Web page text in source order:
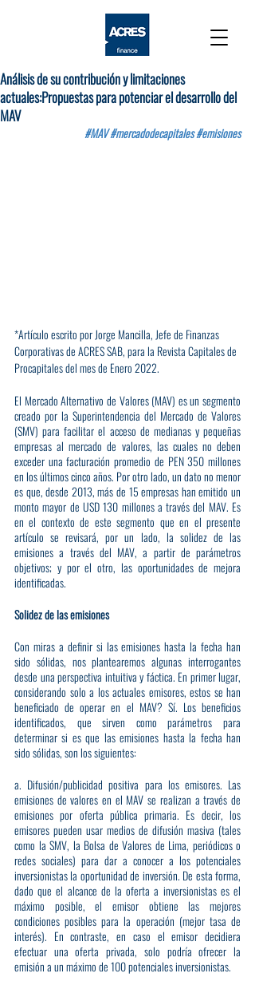
Análisis de su contribución y limitaciones
actuales:Propuestas para potenciar el desarrollo del
MAV
#MAV#mercadodecapitales#emisiones
*Artículo escrito por Jorge Mancilla, Jefe de Finanzas
Corporativas de ACRES SAB, para la Revista Capitales de
Procapitales del mes de Enero 2022.
El Mercado Alternativo de Valores (MAV) es un segmento
creado por la Superintendencia del Mercado de Valores
(SMV) para facilitar el acceso de medianas y pequeñas
empresas al mercado de valores, las cuales no deben
exceder una facturación promedio de PEN 350 millones
en los últimos cinco años. Por otro lado, un dato no menor
es que, desde 2013, más de 15 empresas han emitido un
monto mayor de USD 130 millones a través del MAV. Es
en el contexto de este segmento que en el presente
artículo se revisará, por un lado, la solidez de las
emisiones a través del MAV, a partir de parámetros
objetivos; y por el otro, las oportunidades de mejora
identificadas.
Solidez de las emisiones
Con miras a definir si las emisiones hasta la fecha han
sido sólidas, nos plantearemos algunas interrogantes
desde una perspectiva intuitiva y fáctica. En primer lugar,
considerando solo a los actuales emisores, estos se han
beneficiado de operar en el MAV? Sí. Los beneficios
identificados, que sirven como parámetros para
determinar si es que las emisiones hasta la fecha han
sido sólidas, son los siguientes:
a. Difusión/publicidad positiva para los emisores. Las
emisiones de valores en el MAV se realizan a través de
emisiones por oferta pública primaria. Es decir, los
emisores pueden usar medios de difusión masiva (tales
como la SMV, la Bolsa de Valores de Lima, periódicos o
redes sociales) para dar a conocer a los potenciales
inversionistas la oportunidad de inversión. De esta forma,
dado que el alcance de la oferta a inversionistas es el
máximo posible, el emisor obtiene las mejores
condiciones posibles para la operación (mejor tasa de
interés). En contraste, en caso el emisor decidiera
efectuar una oferta privada, solo podría ofrecer la
emisión a un máximo de 100 potenciales inversionistas.